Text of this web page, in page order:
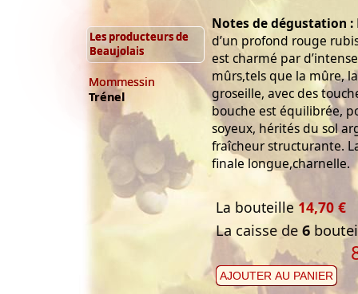
Les producteurs de
Beaujolais
Mommessin
Trénel
Notes de dégustation :
d’un profond rouge
est charmé par
mûrs,tels que la mûre,
groseille, avec des
bouche est équilibrée,
soyeux, hérités du sol
fraîcheur structurante.
finale longue,charnelle.
La bouteille 14,70 €
La caisse de 6
AJOUTER AU PANIER